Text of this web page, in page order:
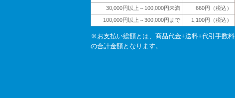
30,000円以上～100,000円未満
660円（税込）
100,000円以上～300,000円まで
1,100円（税込）
※お支払い総額とは、商品代金+送料+代引手数料
の合計金額となります。